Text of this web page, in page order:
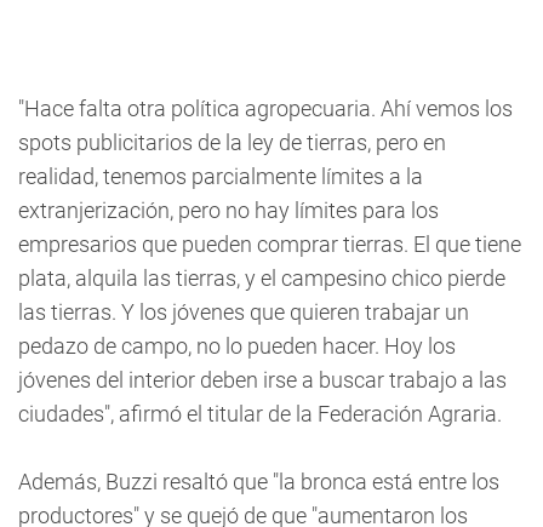
"Hace falta otra política agropecuaria. Ahí vemos los
spots publicitarios de la ley de tierras, pero en
realidad, tenemos parcialmente límites a la
extranjerización, pero no hay límites para los
empresarios que pueden comprar tierras. El que tiene
plata, alquila las tierras, y el campesino chico pierde
las tierras. Y los jóvenes que quieren trabajar un
pedazo de campo, no lo pueden hacer. Hoy los
jóvenes del interior deben irse a buscar trabajo a las
ciudades", afirmó el titular de la Federación Agraria.
Además, Buzzi resaltó que "la bronca está entre los
productores" y se quejó de que "aumentaron los